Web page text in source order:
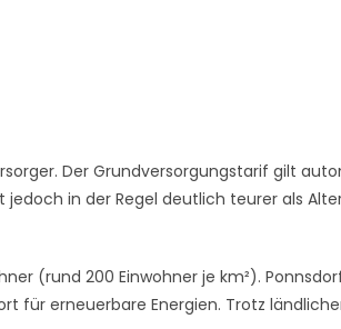
Der Grundversorgungstarif gilt
in der Regel deutlich teurer als
(rund 200 Einwohner je km²).
für erneuerbare Energien. Trotz